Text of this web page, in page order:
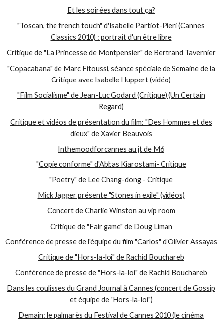
Et les soirées dans tout ça?
"Toscan, the french touch" d'Isabelle Partiot-Pieri (Cannes
Classics 2010) : portrait d'un être libre
Critique de "La Princesse de Montpensier" de Bertrand Tavernier
"Copacabana" de Marc Fitoussi, séance spéciale de Semaine de la
Critique avec Isabelle Huppert (vidéo)
"Film Socialisme" de Jean-Luc Godard (Critique) (Un Certain
Regard)
Critique et vidéos de présentation du film: "Des Hommes et des
dieux" de Xavier Beauvois
Inthemoodforcannes au jt de M6
"Copie conforme" d'Abbas Kiarostami- Critique
"Poetry" de Lee Chang-dong - Critique
Mick Jagger présente "Stones in exile" (vidéos)
Concert de Charlie Winston au vip room
Critique de "Fair game" de Doug Liman
Conférence de presse de l'équipe du film "Carlos" d'Olivier Assayas
Critique de "Hors-la-loi" de Rachid Bouchareb
Conférence de presse de "Hors-la-loi" de Rachid Bouchareb
Dans les coulisses du Grand Journal à Cannes (concert de Gossip
et équipe de "Hors-la-loi")
Demain: le palmarès du Festival de Cannes 2010 (le cinéma